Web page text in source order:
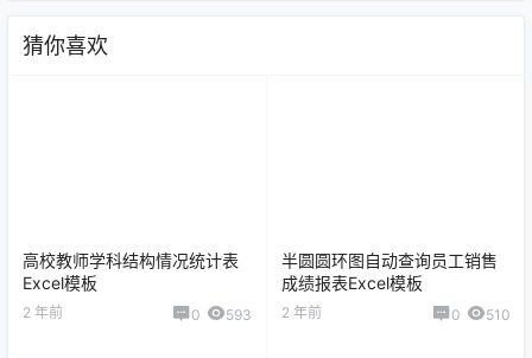
猜你喜欢
高校教师学科结构情况统计表
Excel模板
2 年前 0 593
半圆圆环图自动查询员工销售
成绩报表Excel模板
2 年前 0 510